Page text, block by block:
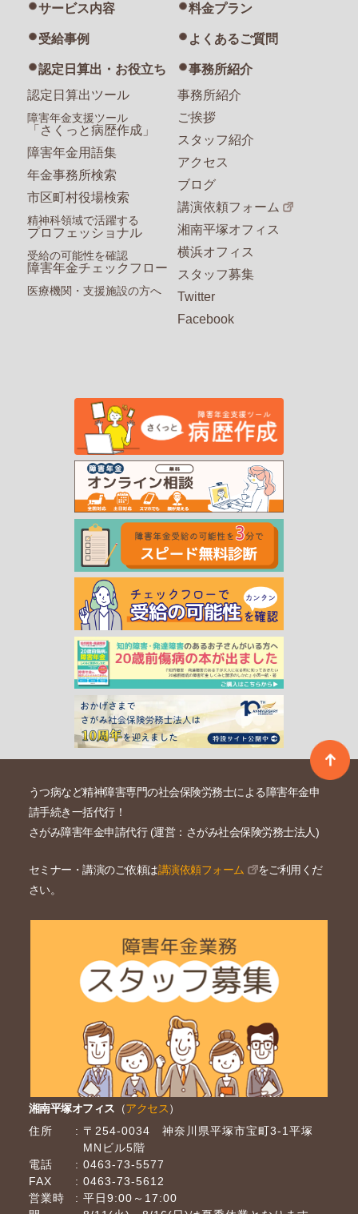
サービス内容 料金プラン
受給事例 よくあるご質問
認定日算出・お役立ち
認定日算出ツール
障害年金支援ツール
「さくっと病歴作成」
障害年金用語集
年金事務所検索
市区町村役場検索
精神科領域で活躍する
プロフェッショナル
受給の可能性を確認
障害年金チェックフロー
医療機関・支援施設の方へ
事務所紹介
事務所紹介
ご挨拶
スタッフ紹介
アクセス
ブログ
講演依頼フォーム
湘南平塚オフィス
横浜オフィス
スタッフ募集
Twitter
Facebook
うつ病など精神障害専門の社会保険労務士による障害年金申
請手続き一括代行！
さがみ障害年金申請代行 (運営：さがみ社会保険労務士法人)
セミナー・講演のご依頼は講演依頼フォーム
をご利用くだ
さい。
湘南平塚オフィス （アクセス）
住所
〒254-0034 神奈川県平塚市宝町3-1平塚
MNビル5階
電話
0463-73-5577
FAX
0463-73-5612
営業時
平日9:00～17:00